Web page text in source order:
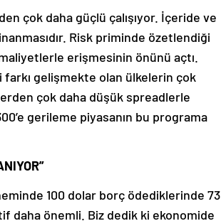
çok daha güçlü çalışıyor. İçeride ve
Risk priminde özetlendiği
maliyetlerle erişmesinin önünü açtı.
farkı gelişmekte olan ülkelerin çok
çok daha düşük spreadlerle
gerileme piyasanın bu programa
100 dolar borç ödediklerinde 73
daha önemli. Biz dedik ki ekonomide